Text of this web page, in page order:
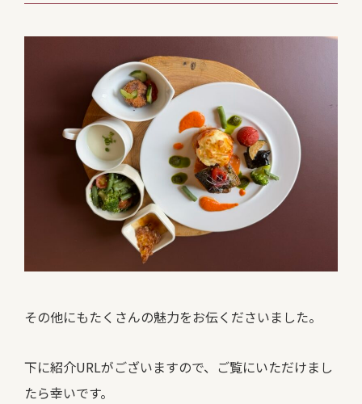
その他にもたくさんの魅力をお伝くださいました。
下に紹介URLがございますので、ご覧にいただけまし
たら幸いです。